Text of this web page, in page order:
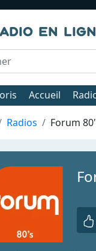
Accueil
Radios Forum